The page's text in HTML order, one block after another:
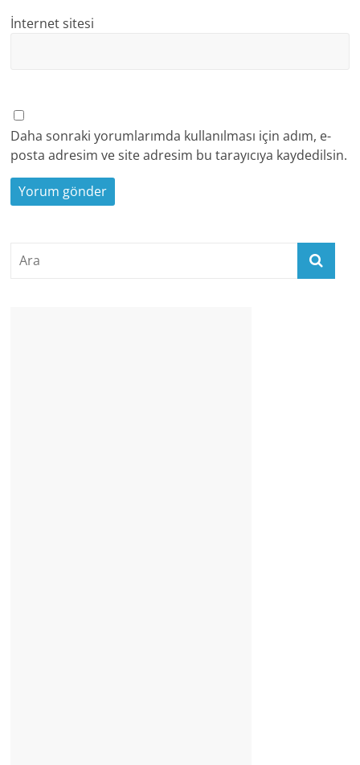
İnternet sitesi
Daha sonraki yorumlarımda kullanılması için adım, e-
posta adresim ve site adresim bu tarayıcıya kaydedilsin.